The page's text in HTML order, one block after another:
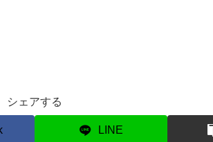
シェアする
LINE